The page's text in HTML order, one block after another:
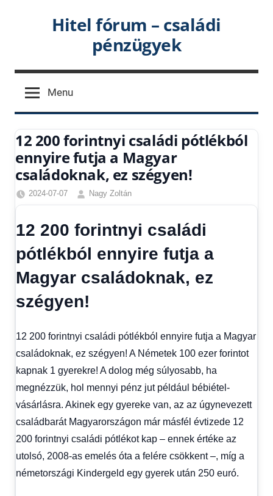
Hitel fórum – családi
pénzügyek
Menu
12 200 forintnyi családi pótlékból
ennyire futja a Magyar
családoknak, ez szégyen!
2024-07-07
Nagy Zoltán
Friss
Gazdaság,
Hitel
fórum
12 200 forintnyi családi
pótlékból ennyire futja a
Magyar családoknak, ez
szégyen!
12 200 forintnyi családi pótlékból ennyire futja a Magyar
családoknak, ez szégyen! A Németek 100 ezer forintot
kapnak 1 gyerekre! A dolog még súlyosabb, ha
megnézzük, hol mennyi pénz jut például bébiétel-
vásárlásra. Akinek egy gyereke van, az az úgynevezett
családbarát Magyarországon már másfél évtizede 12
200 forintnyi családi pótlékot kap – ennek értéke az
utolsó, 2008-as emelés óta a felére csökkent –, míg a
németországi Kindergeld egy gyerek után 250 euró.